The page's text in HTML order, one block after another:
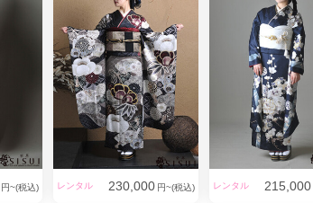
円~(税込) レンタル 230,000 円~(税込) レンタル 215,000